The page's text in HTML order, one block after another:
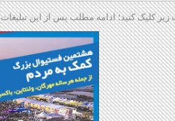
کلیک کنید؛ ادامه مطلب پس از این تبلیغات